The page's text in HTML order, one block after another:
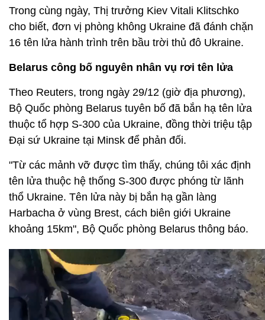
Trong cùng ngày, Thị trưởng Kiev Vitali Klitschko
cho biết, đơn vị phòng không Ukraine đã đánh chặn
16 tên lửa hành trình trên bầu trời thủ đô Ukraine.
Belarus công bố nguyên nhân vụ rơi tên lửa
Theo Reuters, trong ngày 29/12 (giờ địa phương),
Bộ Quốc phòng Belarus tuyên bố đã bắn hạ tên lửa
thuộc tổ hợp S-300 của Ukraine, đồng thời triệu tập
Đại sứ Ukraine tại Minsk để phản đối.
"Từ các mảnh vỡ được tìm thấy, chúng tôi xác định
tên lửa thuộc hệ thống S-300 được phóng từ lãnh
thổ Ukraine. Tên lửa này bị bắn hạ gần làng
Harbacha ở vùng Brest, cách biên giới Ukraine
khoảng 15km", Bộ Quốc phòng Belarus thông báo.